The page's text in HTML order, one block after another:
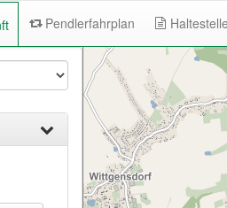
Pendlerfahrplan